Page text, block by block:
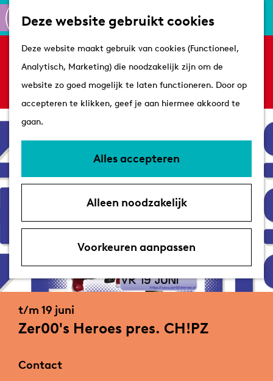
Deze website gebruikt cookies
Deze website maakt gebruik van cookies (Functioneel,
Analytisch, Marketing) die noodzakelijk zijn om de
website zo goed mogelijk te laten functioneren. Door op
accepteren te klikken, geef je aan hiermee akkoord te
gaan.
Alles accepteren
Alleen noodzakelijk
Voorkeuren aanpassen
d
h
m
e
a
K
a
r
t
Z
e
k
e
n
e
n
u
Routes
Winkelen
Plan je bezoek
Tips
Arrangementen
parkeren
Sorry, deze activiteit is niet meer beschikbaar.
Bekijk het actuele aanbodvoor de beschikbare
opties.
t/m 19 juni
Zer00's Heroes pres. CH!PZ
Contact